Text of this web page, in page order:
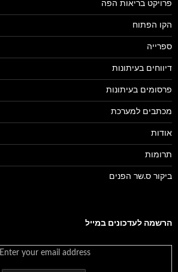
פרויקט בריאות הפה
הקו הפתוח
ספרייה
דיווחים בעיתונות
פרסומים בעיתונות
מכתבים למערכת
אודות
תרומות
ביקור ס.שר הפנים
הרשמה לעדכונים במייל
Enter your email address: